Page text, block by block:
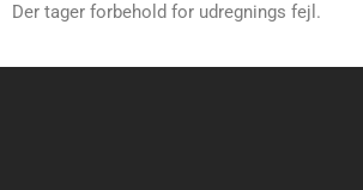
Der tager forbehold for udregnings fejl.